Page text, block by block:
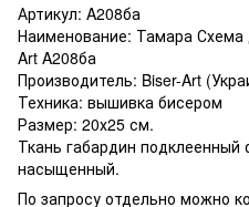
Артикул: A208ба
Наименование: Тамара
Art A208ба
Производитель: Biser-Art
Техника: вышивка бисером
Размер: 20х25 см.
Ткань габардин
насыщенный.
По запросу отдельно можно